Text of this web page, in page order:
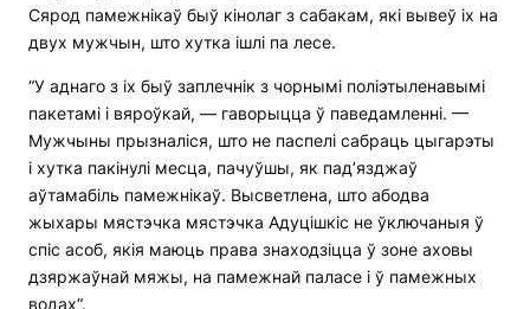
Сярод памежнікаў быў кінолаг з сабакам, які вывеў іх на
двух мужчын, што хутка ішлі па лесе.
“У аднаго з іх быў заплечнік з чорнымі поліэтыленавымі
пакетамі і вяроўкай, — гаворыцца ў паведамленні. —
Мужчыны прызналіся, што не паспелі сабраць цыгарэты
і хутка пакінулі месца, пачуўшы, як пад’язджаў
аўтамабіль памежнікаў. Высветлена, што абодва
жыхары мястэчка мястэчка Адуцішкіс не ўключаныя ў
спіс асоб, якія маюць права знаходзіцца ў зоне аховы
дзяржаўнай мяжы, на памежнай паласе і ў памежных
водах“.